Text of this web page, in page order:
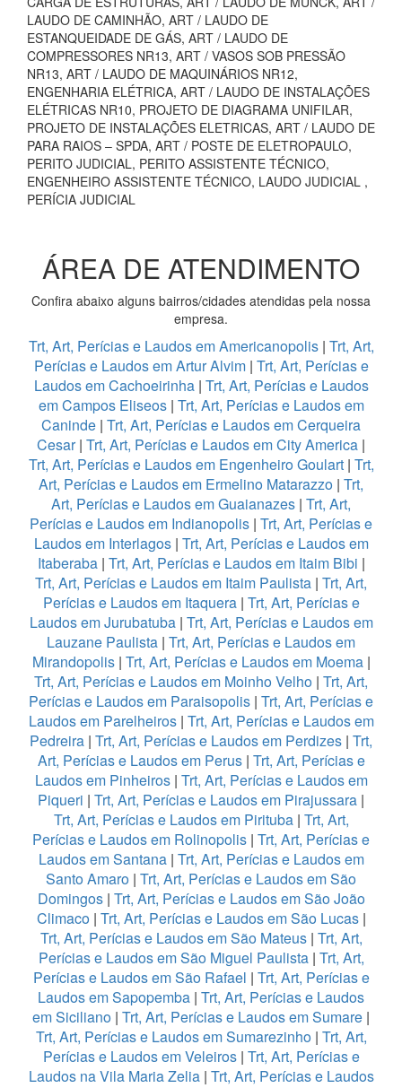
LAUDO DE CAMINHÃO, ART / LAUDO DE
ESTANQUEIDADE DE GÁS, ART / LAUDO DE
COMPRESSORES NR13, ART / VASOS SOB PRESSÃO
NR13, ART / LAUDO DE MAQUINÁRIOS NR12,
ENGENHARIA ELÉTRICA, ART / LAUDO DE INSTALAÇÕES
ELÉTRICAS NR10, PROJETO DE DIAGRAMA UNIFILAR,
PROJETO DE INSTALAÇÕES ELETRICAS, ART / LAUDO DE
PARA RAIOS – SPDA, ART / POSTE DE ELETROPAULO,
PERITO JUDICIAL, PERITO ASSISTENTE TÉCNICO,
ENGENHEIRO ASSISTENTE TÉCNICO, LAUDO JUDICIAL ,
PERÍCIA JUDICIAL
ÁREA DE ATENDIMENTO
Confira abaixo alguns bairros/cidades atendidas pela nossa
empresa.
Trt, Art, Perícias e Laudos em Americanopolis | Trt, Art,
Perícias e Laudos em Artur Alvim | Trt, Art, Perícias e
Laudos em Cachoeirinha| Trt, Art, Perícias e Laudos
em Campos Eliseos | Trt, Art, Perícias e Laudos em
Caninde | Trt, Art, Perícias e Laudos em Cerqueira
Cesar| Trt, Art, Perícias e Laudos em City America |
Trt, Art, Perícias e Laudos em Engenheiro Goulart | Trt,
Art, Perícias e Laudos em Ermelino Matarazzo | Trt,
Art, Perícias e Laudos em Guaianazes | Trt, Art,
Perícias e Laudos em Indianopolis | Trt, Art, Perícias e
Laudos em Interlagos| Trt, Art, Perícias e Laudos em
Itaberaba| Trt, Art, Perícias e Laudos em Itaim Bibi |
Trt, Art, Perícias e Laudos em Itaim Paulista | Trt, Art,
Perícias e Laudos em Itaquera| Trt, Art, Perícias e
Laudos em Jurubatuba| Trt, Art, Perícias e Laudos em
Lauzane Paulista | Trt, Art, Perícias e Laudos em
Mirandopolis| Trt, Art, Perícias e Laudos em Moema|
Trt, Art, Perícias e Laudos em Moinho Velho | Trt, Art,
Perícias e Laudos em Paraisopolis | Trt, Art, Perícias e
Laudos em Parelheiros| Trt, Art, Perícias e Laudos em
Pedreira | Trt, Art, Perícias e Laudos em Perdizes | Trt,
Art, Perícias e Laudos em Perus| Trt, Art, Perícias e
Laudos em Pinheiros| Trt, Art, Perícias e Laudos em
Piqueri | Trt, Art, Perícias e Laudos em Pirajussara |
Trt, Art, Perícias e Laudos em Pirituba| Trt, Art,
Perícias e Laudos em Rolinopolis | Trt, Art, Perícias e
Laudos em Santana| Trt, Art, Perícias e Laudos em
Santo Amaro | Trt, Art, Perícias e Laudos em São
Domingos| Trt, Art, Perícias e Laudos em São João
Climaco| Trt, Art, Perícias e Laudos em São Lucas|
Trt, Art, Perícias e Laudos em São Mateus | Trt, Art,
Perícias e Laudos em São Miguel Paulista| Trt, Art,
Perícias e Laudos em São Rafael | Trt, Art, Perícias e
Laudos em Sapopemba | Trt, Art, Perícias e Laudos
em Siciliano | Trt, Art, Perícias e Laudos em Sumare |
Trt, Art, Perícias e Laudos em Sumarezinho| Trt, Art,
Perícias e Laudos em Veleiros| Trt, Art, Perícias e
Laudos na Vila Maria Zelia| Trt, Art, Perícias e Laudos